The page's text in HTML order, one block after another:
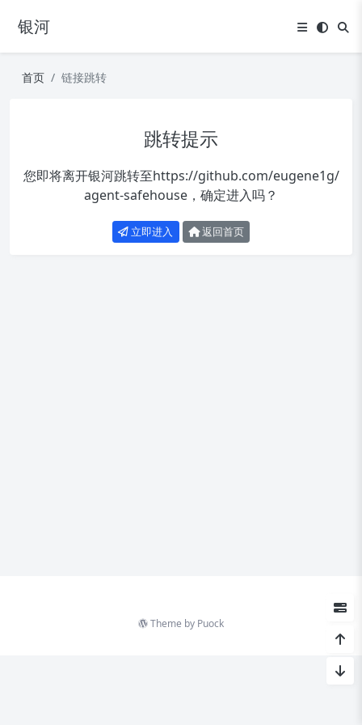
银河
首页 链接跳转
跳转提示
您即将离开银河跳转至https://github.com/eugene1g/
agent-safehouse ，确定进入吗？
立即进入 返回首页
Theme by Puock